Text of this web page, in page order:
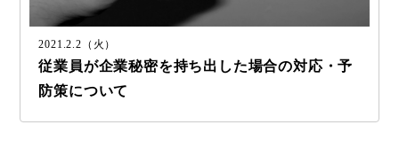
2021.2.2（火）
従業員が企業秘密を持ち出した場合の対応・予
防策について